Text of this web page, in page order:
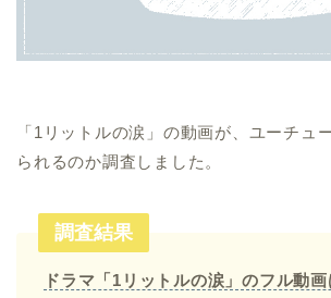
「1リットルの涙」の動画が、ユーチュ
られるのか調査しました。
調査結果
ドラマ「1リットルの涙」のフル動